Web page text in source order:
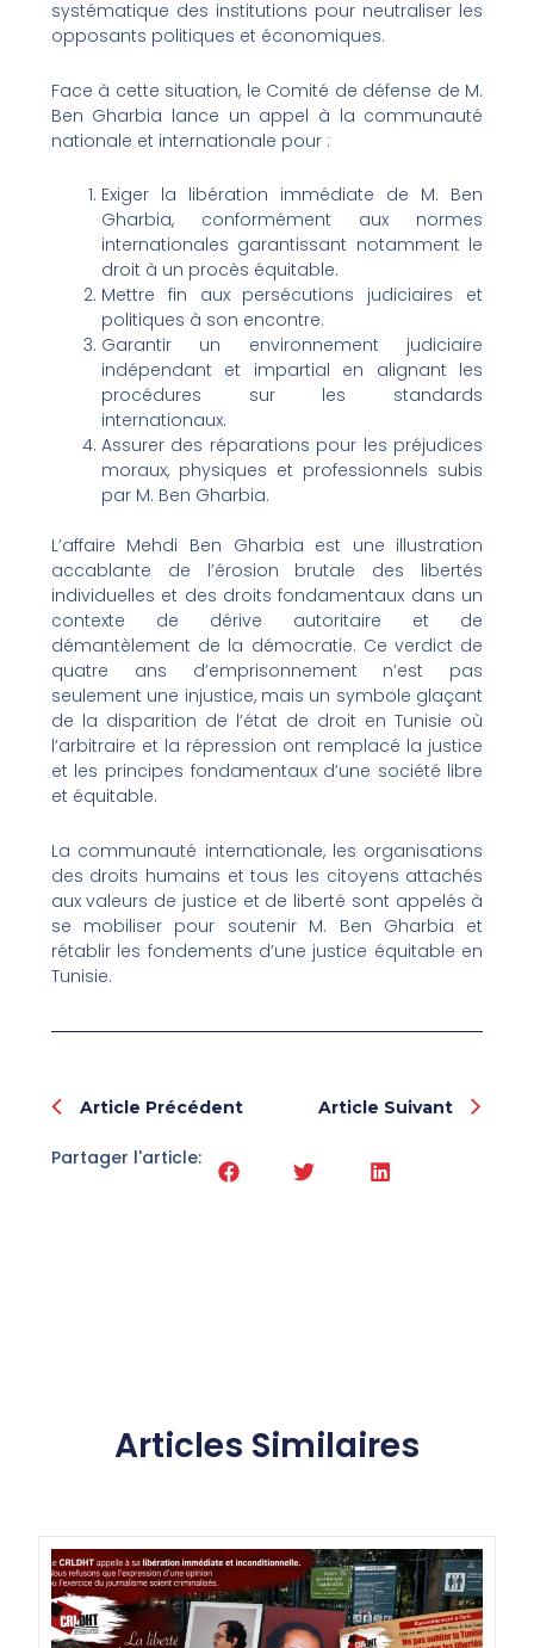
systématique des institutions pour neutraliser les
opposants politiques et économiques.
Face à cette situation, le Comité de défense de M.
Ben Gharbia lance un appel à la communauté
nationale et internationale pour :
Exiger la libération immédiate de M. Ben
Gharbia, conformément aux normes
internationales garantissant notamment le
droit à un procès équitable.
Mettre fin aux persécutions judiciaires et
politiques à son encontre.
Garantir un environnement judiciaire
indépendant et impartial en alignant les
procédures sur les standards
internationaux.
Assurer des réparations pour les préjudices
moraux, physiques et professionnels subis
par M. Ben Gharbia.
L’affaire Mehdi Ben Gharbia est une illustration
accablante de l’érosion brutale des libertés
individuelles et des droits fondamentaux dans un
contexte de dérive autoritaire et de
démantèlement de la démocratie. Ce verdict de
quatre ans d’emprisonnement n’est pas
seulement une injustice, mais un symbole glaçant
de la disparition de l’état de droit en Tunisie où
l’arbitraire et la répression ont remplacé la justice
et les principes fondamentaux d’une société libre
et équitable.
La communauté internationale, les organisations
des droits humains et tous les citoyens attachés
aux valeurs de justice et de liberté sont appelés à
se mobiliser pour soutenir M. Ben Gharbia et
rétablir les fondements d’une justice équitable en
Tunisie.
Prev
Article Précédent Article Suivant
Partager l'article:
Articles Similaires